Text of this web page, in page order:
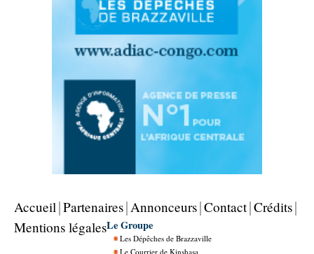
Accueil Partenaires Annonceurs Contact Crédits
Mentions légalesLe Groupe
Les Dépêches de Brazzaville
Le Courrier de Kinshasa